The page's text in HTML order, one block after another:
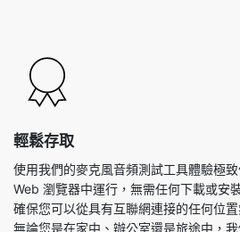
輕鬆存取
使用我們的麥克風音頻測試工具體驗極
Web 瀏覽器中運行，無需任何下載或安
確保您可以從具有互聯網連接的任何位
無論您是在家中、辦公室還是旅途中，